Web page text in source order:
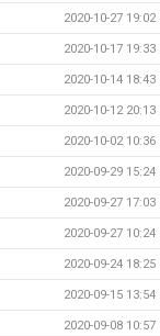
2020-10-27 19:02
2020-10-17 19:33
2020-10-14 18:43
2020-10-12 20:13
2020-10-02 10:36
2020-09-29 15:24
2020-09-27 17:03
2020-09-27 10:24
2020-09-24 18:25
2020-09-15 13:54
2020-09-08 10:57